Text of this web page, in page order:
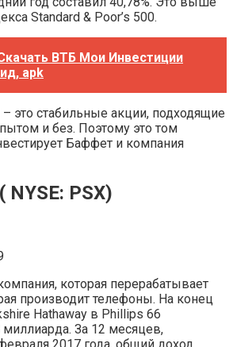
Standard & Poor’s 500.
ВТБ Мои Инвестиции
apk
это стабильные акции, подходящие
и без. Поэтому это том
Баффет и компания
NYSE:​ PSX)
которая перерабатывает
производит телефоны. На конец
Hathaway в Phillips 66
За 12 месяцев,